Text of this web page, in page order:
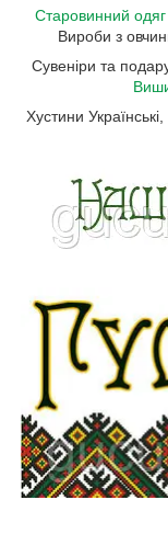
Старовинний одяг
Вироби з
Сувеніри та
Хустини